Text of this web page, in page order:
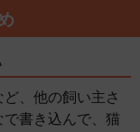
、他の飼い主さ
書き込んで、猫